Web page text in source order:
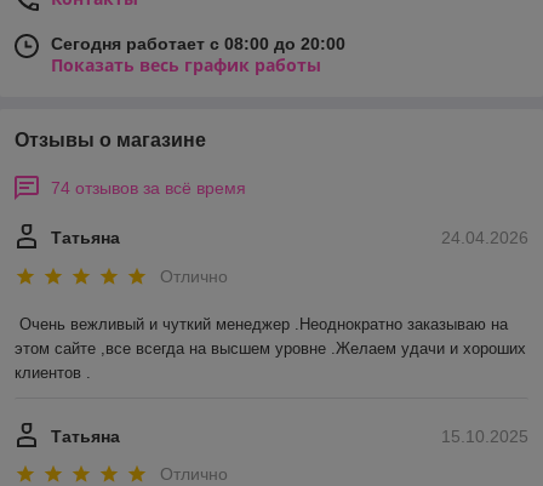
Сегодня работает с 08:00 до 20:00
Показать весь график работы
Отзывы о магазине
74 отзывов за всё время
24.04.2026
Татьяна
Отлично
Очень вежливый и чуткий менеджер .Неоднократно заказываю на
этом сайте ,все всегда на высшем уровне .Желаем удачи и хороших
клиентов .
15.10.2025
Татьяна
Отлично